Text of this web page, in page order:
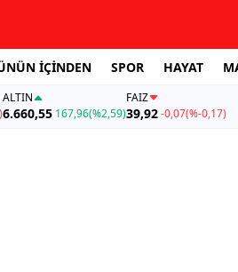
İÇİNDEN SPOR HAYAT
ALTIN
6.660,55 167,96(%2,59)
FAİZ
39,92-0,07(%-0,17)